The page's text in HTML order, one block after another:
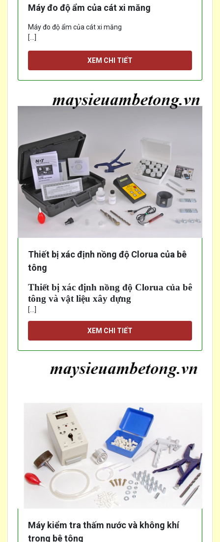
Máy đo độ ẩm của cát xi măng
Máy đo độ ẩm của cát xi măng
[...]
XEM CHI TIẾT
Thiết bị xác định nồng độ Clorua của bê
tông
Thiết bị xác định nồng độ Clorua của bê
tông và vật liệu xây dựng
[...]
XEM CHI TIẾT
Máy kiểm tra thấm nước và không khí
trong bê tông